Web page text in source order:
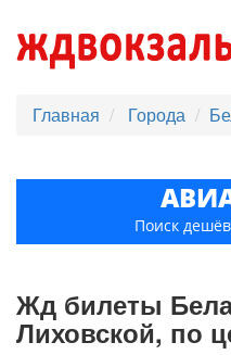
Главная Города
Поиск
Жд билеты
Лиховской, по